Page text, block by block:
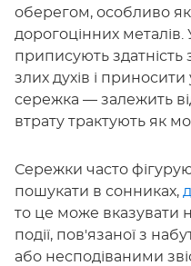
оберегом, особливо
дорогоцінних металів.
приписують здатність
злих духів і
сережка — залежить
втрату трактують як
Сережки часто
пошукати в сонниках,
то це може вказувати
події, пов'язаної з
або несподіваними